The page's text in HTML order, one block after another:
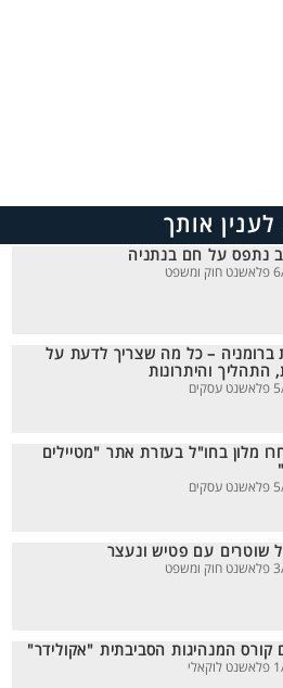
אותך
נתפס על חם בנתניה
ברומניה – כל מה שצריך לדעת על
התהליך והיתרונות
מלון בחו"ל בעזרת אתר "מטיילים
שוטרים עם פטיש ונעצר
קורס המנהיגות הסביבתית "אקולידר"